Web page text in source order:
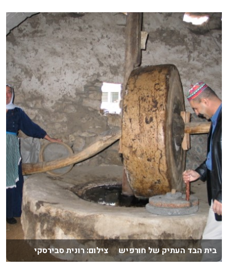
בית הבד העתיק של חורפיש צילום: רונית סבירסקי